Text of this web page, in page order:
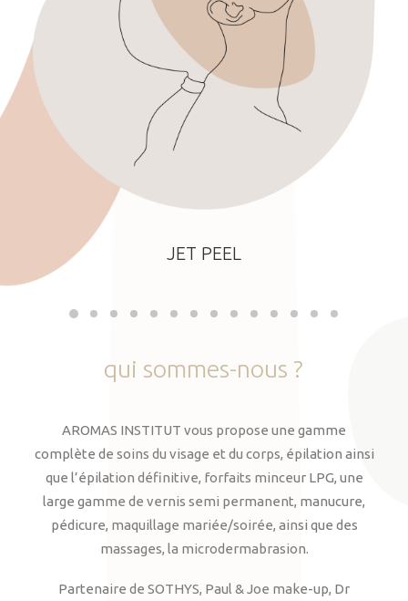
JET PEEL
qui sommes-nous ?
AROMAS INSTITUT vous propose une gamme
complète de soins du visage et du corps, épilation ainsi
que l’épilation définitive, forfaits minceur LPG, une
large gamme de vernis semi permanent, manucure,
pédicure, maquillage mariée/soirée, ainsi que des
massages, la microdermabrasion.
Partenaire de SOTHYS, Paul & Joe make-up, Dr